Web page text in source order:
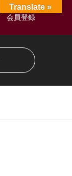
会員登録
Translate »